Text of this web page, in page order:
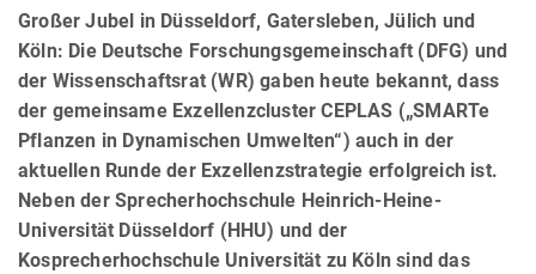
Großer Jubel in Düsseldorf, Gatersleben, Jülich und
Köln: Die Deutsche Forschungsgemeinschaft (DFG) und
der Wissenschaftsrat (WR) gaben heute bekannt, dass
der gemeinsame Exzellenzcluster CEPLAS („SMARTe
Pflanzen in Dynamischen Umwelten“) auch in der
aktuellen Runde der Exzellenzstrategie erfolgreich ist.
Neben der Sprecherhochschule Heinrich-Heine-
Universität Düsseldorf (HHU) und der
Kosprecherhochschule Universität zu Köln sind das